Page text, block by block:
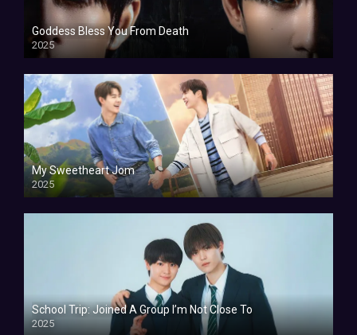
Goddess Bless You From Death
2025
My Sweetheart Jom
2025
School Trip: Joined A Group I’m Not Close To
2025